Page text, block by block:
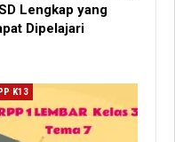
Lengkap yang
Dipelajari
K13